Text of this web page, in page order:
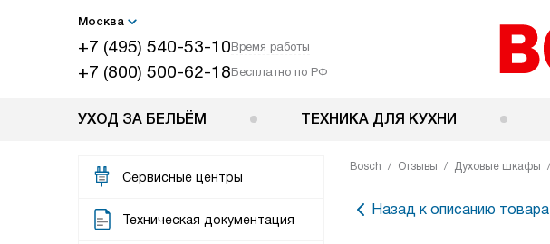
Москва
+7 (495) 540-53-10Время работы
+7 (800) 500-62-18Бесплатно по РФ
УХОД ЗА БЕЛЬЁМ ТЕХНИКА ДЛЯ КУХНИ
Сервисные центры
Техническая документация
Bosch Отзывы Духовые шкафы
Назад к описанию товара